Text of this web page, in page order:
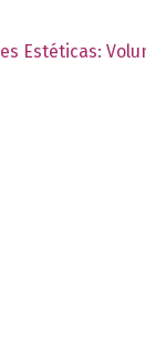
Estéticas: